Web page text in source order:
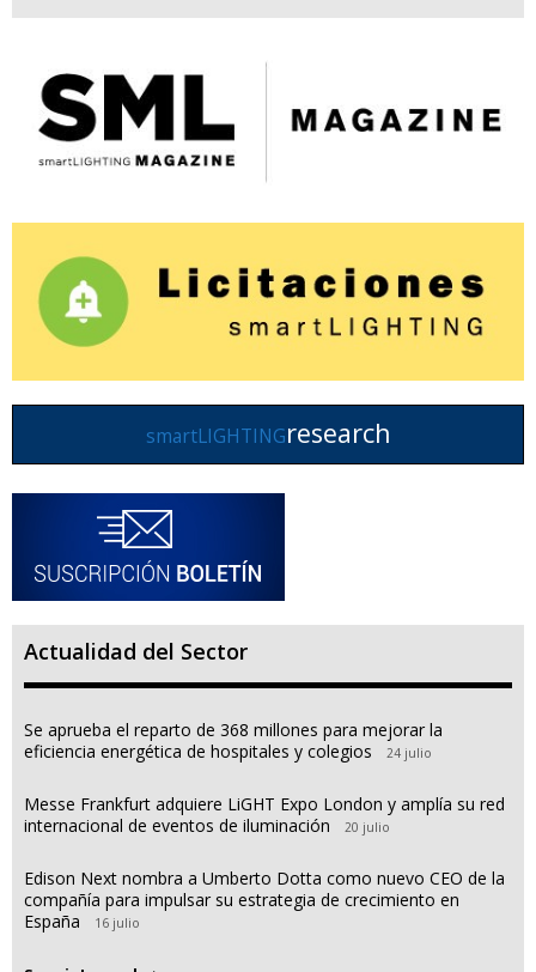
smartLIGHTINGresearch
Actualidad del Sector
Se aprueba el reparto de 368 millones para mejorar la
eficiencia energética de hospitales y colegios
24 julio
Messe Frankfurt adquiere LiGHT Expo London y amplía su red
internacional de eventos de iluminación
20 julio
Edison Next nombra a Umberto Dotta como nuevo CEO de la
compañía para impulsar su estrategia de crecimiento en
España
16 julio